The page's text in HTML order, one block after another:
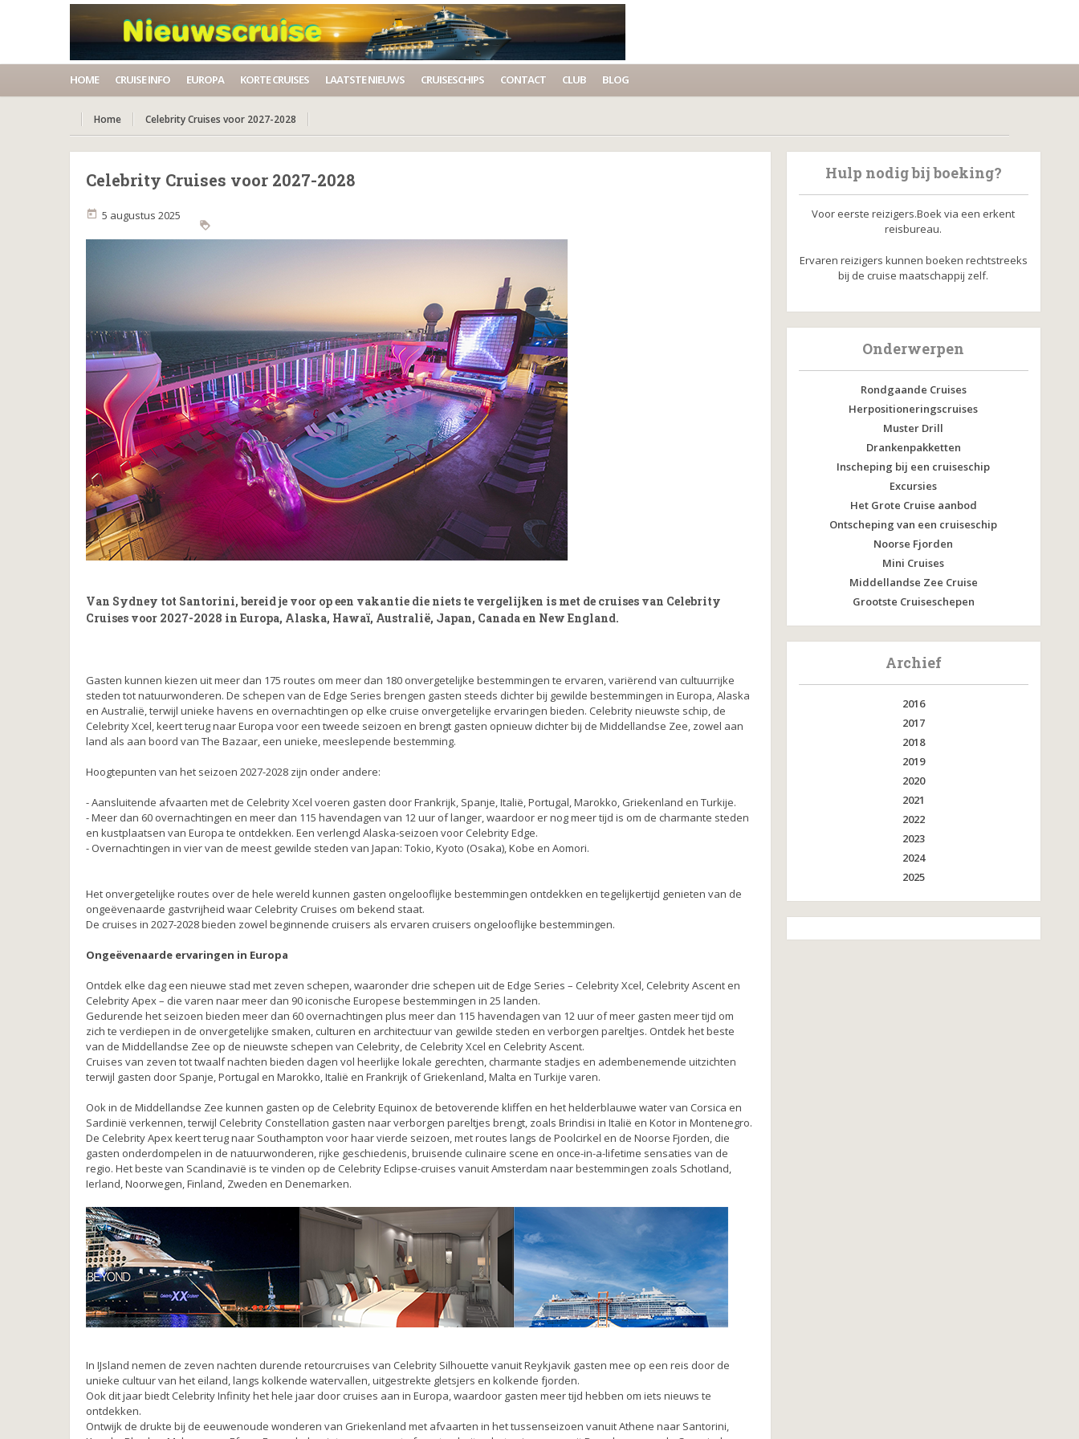
HOME CRUISE INFO EUROPA KORTE CRUISES LAATSTE NIEUWS CRUISESCHIPS CONTACT CLUB BLOG
Home Celebrity Cruises voor 2027-2028
Celebrity Cruises voor 2027-2028
5 augustus 2025
Van Sydney tot Santorini, bereid je voor op een vakantie die niets te vergelijken is met de cruises van Celebrity
Cruises voor 2027-2028 in Europa, Alaska, Hawaï, Australië, Japan, Canada en New England.
Gasten kunnen kiezen uit meer dan 175 routes om meer dan 180 onvergetelijke bestemmingen te ervaren, variërend van cultuurrijke
steden tot natuurwonderen. De schepen van de Edge Series brengen gasten steeds dichter bij gewilde bestemmingen in Europa, Alaska
en Australië, terwijl unieke havens en overnachtingen op elke cruise onvergetelijke ervaringen bieden. Celebrity nieuwste schip, de
Celebrity Xcel, keert terug naar Europa voor een tweede seizoen en brengt gasten opnieuw dichter bij de Middellandse Zee, zowel aan
land als aan boord van The Bazaar, een unieke, meeslepende bestemming.
Hoogtepunten van het seizoen 2027-2028 zijn onder andere:
- Aansluitende afvaarten met de Celebrity Xcel voeren gasten door Frankrijk, Spanje, Italië, Portugal, Marokko, Griekenland en Turkije.
- Meer dan 60 overnachtingen en meer dan 115 havendagen van 12 uur of langer, waardoor er nog meer tijd is om de charmante steden
en kustplaatsen van Europa te ontdekken. Een verlengd Alaska-seizoen voor Celebrity Edge.
- Overnachtingen in vier van de meest gewilde steden van Japan: Tokio, Kyoto (Osaka), Kobe en Aomori.
Het onvergetelijke routes over de hele wereld kunnen gasten ongelooflijke bestemmingen ontdekken en tegelijkertijd genieten van de
ongeëvenaarde gastvrijheid waar Celebrity Cruises om bekend staat.
De cruises in 2027-2028 bieden zowel beginnende cruisers als ervaren cruisers ongelooflijke bestemmingen.
Ongeëvenaarde ervaringen in Europa
Ontdek elke dag een nieuwe stad met zeven schepen, waaronder drie schepen uit de Edge Series – Celebrity Xcel, Celebrity Ascent en
Celebrity Apex – die varen naar meer dan 90 iconische Europese bestemmingen in 25 landen.
Gedurende het seizoen bieden meer dan 60 overnachtingen plus meer dan 115 havendagen van 12 uur of meer gasten meer tijd om
zich te verdiepen in de onvergetelijke smaken, culturen en architectuur van gewilde steden en verborgen pareltjes. Ontdek het beste
van de Middellandse Zee op de nieuwste schepen van Celebrity, de Celebrity Xcel en Celebrity Ascent.
Cruises van zeven tot twaalf nachten bieden dagen vol heerlijke lokale gerechten, charmante stadjes en adembenemende uitzichten
terwijl gasten door Spanje, Portugal en Marokko, Italië en Frankrijk of Griekenland, Malta en Turkije varen.
Ook in de Middellandse Zee kunnen gasten op de Celebrity Equinox de betoverende kliffen en het helderblauwe water van Corsica en
Sardinië verkennen, terwijl Celebrity Constellation gasten naar verborgen pareltjes brengt, zoals Brindisi in Italië en Kotor in Montenegro.
De Celebrity Apex keert terug naar Southampton voor haar vierde seizoen, met routes langs de Poolcirkel en de Noorse Fjorden, die
gasten onderdompelen in de natuurwonderen, rijke geschiedenis, bruisende culinaire scene en once-in-a-lifetime sensaties van de
regio. Het beste van Scandinavië is te vinden op de Celebrity Eclipse-cruises vanuit Amsterdam naar bestemmingen zoals Schotland,
Ierland, Noorwegen, Finland, Zweden en Denemarken.
In IJsland nemen de zeven nachten durende retourcruises van Celebrity Silhouette vanuit Reykjavik gasten mee op een reis door de
unieke cultuur van het eiland, langs kolkende watervallen, uitgestrekte gletsjers en kolkende fjorden.
Ook dit jaar biedt Celebrity Infinity het hele jaar door cruises aan in Europa, waardoor gasten meer tijd hebben om iets nieuws te
ontdekken.
Ontwijk de drukte bij de eeuwenoude wonderen van Griekenland met afvaarten in het tussenseizoen vanuit Athene naar Santorini,
Hulp nodig bij boeking?
Voor eerste reizigers.Boek via een erkent
reisbureau.
Ervaren reizigers kunnen boeken rechtstreeks
bij de cruise maatschappij zelf.
Onderwerpen
Rondgaande Cruises
Herpositioneringscruises
Muster Drill
Drankenpakketten
Inscheping bij een cruiseschip
Excursies
Het Grote Cruise aanbod
Ontscheping van een cruiseschip
Noorse Fjorden
Mini Cruises
Middellandse Zee Cruise
Grootste Cruiseschepen
Archief
2016
2017
2018
2019
2020
2021
2022
2023
2024
2025